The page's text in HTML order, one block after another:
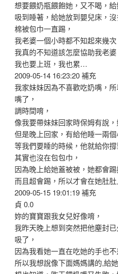
想要餵奶瓶餵飽她，又不喝，
吸到睡著，給她放到嬰兒床，沒
棉被包巾一直踢，
我老婆一個小時都不知起來幾次
我真的不知道該怎麼協助我老婆
我也要上班，我也累…
2009-05-14 16:23:20 補充
我家妹妹因為不喜歡吃奶嘴，
嘴了，
調時間唷，
像我要帶妹妹回家時保姆有說，
但是晚上回家，有給他睡一兩個
等我們要睡的時候，他就給你撐
其實也沒在包包巾，
因為晚上給她蓋被被，她都會踢
而且超會踢，所以才會在她肚肚
2009-05-15 19:01:19 補充
貞 0.0
妳的寶寶跟我女兒好像唷，
我昨天晚上想到突然把他塵封
吸了，
因為我看她一直在吃她的手也不
所以我想說像下面媽媽講的,給